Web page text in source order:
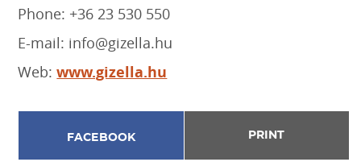
Phone: +36 23 530 550
E-mail: info@gizella.hu
Web:www.gizella.hu
FACEBOOK PRINT